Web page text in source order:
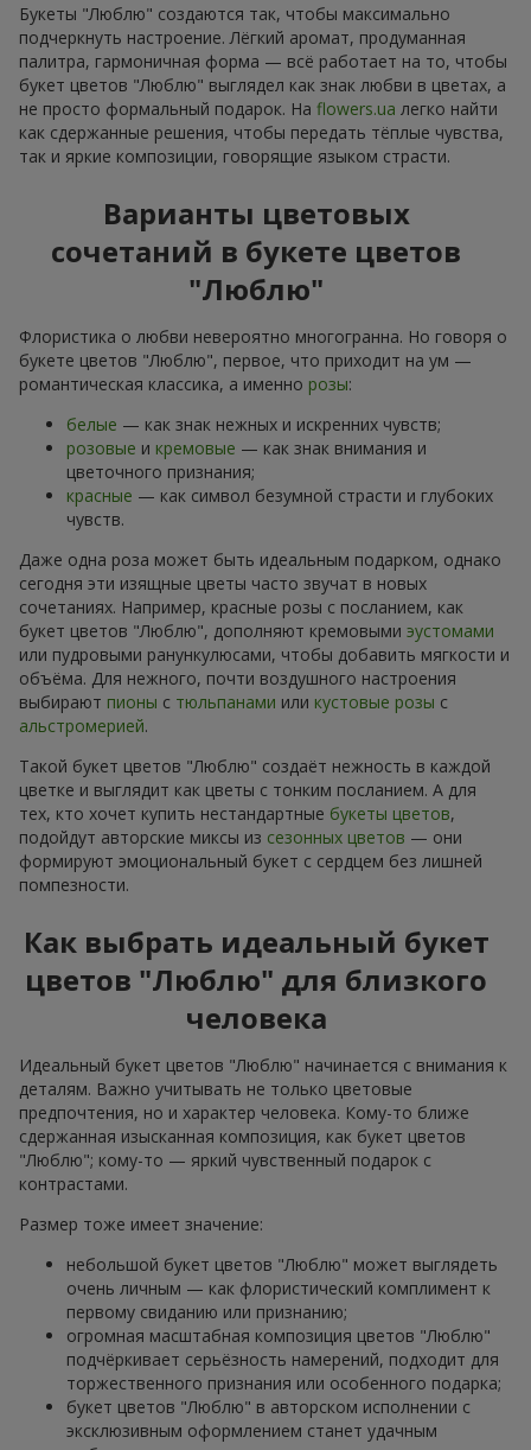
Букеты "Люблю" создаются так, чтобы максимально
подчеркнуть настроение. Лёгкий аромат, продуманная
палитра, гармоничная форма — всё работает на то, чтобы
букет цветов "Люблю" выглядел как знак любви в цветах, а
не просто формальный подарок. На flowers.ua легко найти
как сдержанные решения, чтобы передать тёплые чувства,
так и яркие композиции, говорящие языком страсти.
Варианты цветовых
сочетаний в букете цветов
"Люблю"
Флористика о любви невероятно многогранна. Но говоря о
букете цветов "Люблю", первое, что приходит на ум —
романтическая классика, а именно розы:
белые — как знак нежных и искренних чувств;
розовые и кремовые — как знак внимания и
цветочного признания;
красные — как символ безумной страсти и глубоких
чувств.
Даже одна роза может быть идеальным подарком, однако
сегодня эти изящные цветы часто звучат в новых
сочетаниях. Например, красные розы с посланием, как
букет цветов "Люблю", дополняют кремовыми эустомами
или пудровыми ранункулюсами, чтобы добавить мягкости и
объёма. Для нежного, почти воздушного настроения
выбирают пионы с тюльпанами или кустовые розы с
альстромерией.
Такой букет цветов "Люблю" создаёт нежность в каждой
цветке и выглядит как цветы с тонким посланием. А для
тех, кто хочет купить нестандартные букеты цветов,
подойдут авторские миксы из сезонных цветов — они
формируют эмоциональный букет с сердцем без лишней
помпезности.
Как выбрать идеальный букет
цветов "Люблю" для близкого
человека
Идеальный букет цветов "Люблю" начинается с внимания к
деталям. Важно учитывать не только цветовые
предпочтения, но и характер человека. Кому-то ближе
сдержанная изысканная композиция, как букет цветов
"Люблю"; кому-то — яркий чувственный подарок с
контрастами.
Размер тоже имеет значение:
небольшой букет цветов "Люблю" может выглядеть
очень личным — как флористический комплимент к
первому свиданию или признанию;
огромная масштабная композиция цветов "Люблю"
подчёркивает серьёзность намерений, подходит для
торжественного признания или особенного подарка;
букет цветов "Люблю" в авторском исполнении с
эксклюзивным оформлением станет удачным